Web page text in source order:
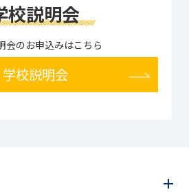
校説明会
会のお申込みはこちら
学校説明会